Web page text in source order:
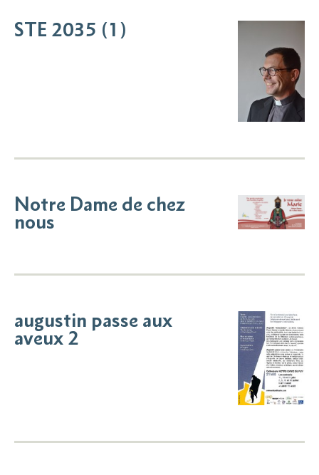
STE 2035 (1)
Notre Dame de chez
nous
augustin passe aux
aveux 2